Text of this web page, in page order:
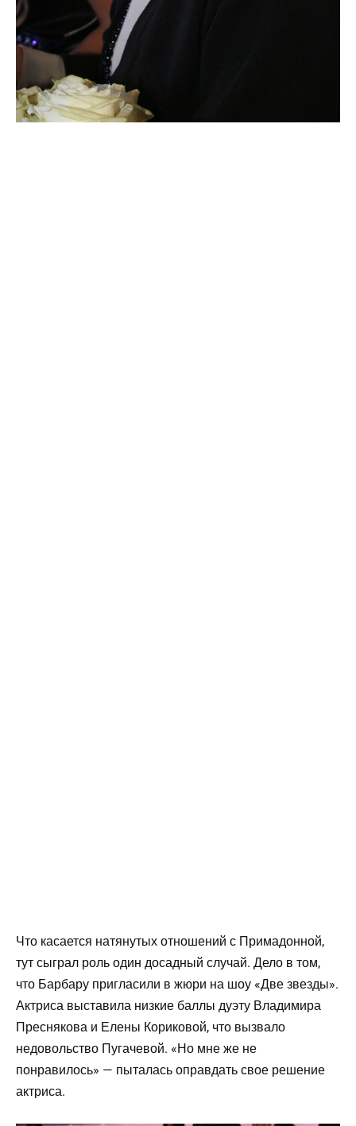
Что касается натянутых отношений с Примадонной,
тут сыграл роль один досадный случай. Дело в том,
что Барбару пригласили в жюри на шоу «Две звезды».
Актриса выставила низкие баллы дуэту Владимира
Преснякова и Елены Кориковой, что вызвало
недовольство Пугачевой. «Но мне же не
понравилось» — пыталась оправдать свое решение
актриса.